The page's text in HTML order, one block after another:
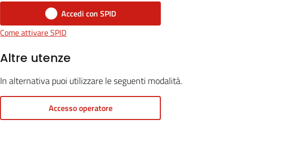
Accedi con SPID
Come attivare SPID
Altre utenze
In alternativa puoi utilizzare le seguenti modalità.
Accesso operatore